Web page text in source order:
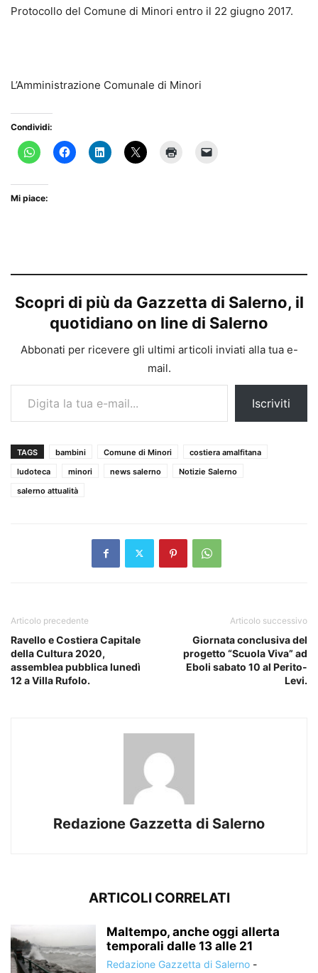
Protocollo del Comune di Minori entro il 22 giugno 2017.
L’Amministrazione Comunale di Minori
Condividi:
Mi piace:
Scopri di più da Gazzetta di Salerno, il
quotidiano on line di Salerno
Abbonati per ricevere gli ultimi articoli inviati alla tua e-
mail.
Digita la tua e-mail...
Iscriviti
TAGS bambini Comune di Minori
costiera amalfitana
ludoteca
minori news salerno
Notizie Salerno
salerno attualità
Articolo precedente
Ravello e Costiera Capitale
della Cultura 2020,
assemblea pubblica lunedì
12 a Villa Rufolo.
Articolo successivo
Giornata conclusiva del
progetto “Scuola Viva” ad
Eboli sabato 10 al Perito-
Levi.
Redazione Gazzetta di Salerno
ARTICOLI CORRELATI
Maltempo, anche oggi allerta
temporali dalle 13 alle 21
Redazione Gazzetta di Salerno -